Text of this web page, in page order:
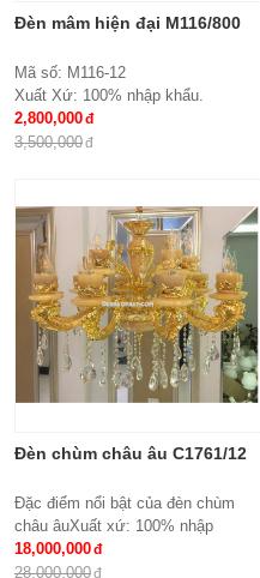
Đèn mâm hiện đại M116/800
Mã số: M116-12
Xuất Xứ: 100% nhập khẩu.
Thiết kế: Đèn mâm Led tròn
Kích thước: Ø800x H 150 mm
Điều khiển từ xa: Đi kèm nhiều chế
độ
Ứng dụng: Hiệu Quả Cho Phòng
Khách, chung cư, nhà riêng, văn
phòng …
2,800,000
3,500,000
Đèn chùm châu âu C1761/12
Đặc điểm nổi bật của đèn chùm
châu âuXuất xứ: 100% nhập
khẩuKích thước: Phi 950 x
H500Loại bóng sử dụng: Nến E14
18,000,000
28,000,000